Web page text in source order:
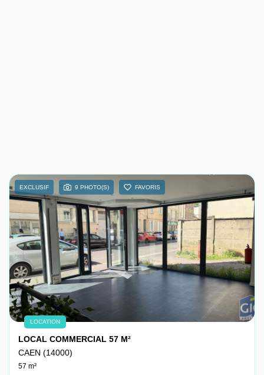
EXCLUSIF 9 PHOTO(S) FAVORIS
LOCATION
LOCAL COMMERCIAL 57 M²
CAEN (14000)
57 m²